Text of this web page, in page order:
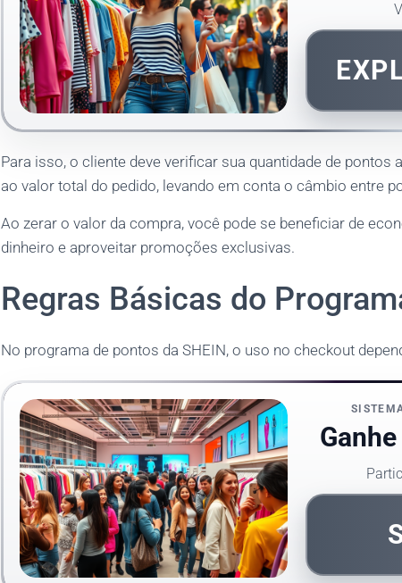
Para isso, o cliente deve verificar sua quantidade de pontos
ao valor total do pedido, levando em conta o câmbio entre
Ao zerar o valor da compra, você pode se beneficiar de
dinheiro e aproveitar promoções exclusivas.
Regras Básicas do
No programa de pontos da SHEIN, o uso no checkout